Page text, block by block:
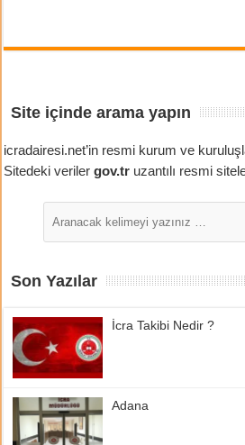
Site içinde arama yapın
icradairesi.net’in resmi kurum ve
Sitedeki verilergov.tr uzantılı resmi
Son Yazılar
İcra Takibi Nedir ?
Adana